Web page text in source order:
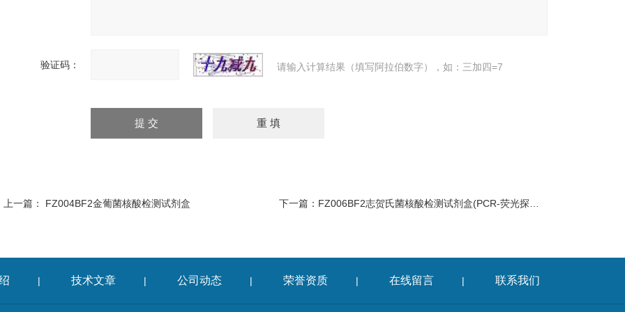
验证码： 请输入计算结果（填写阿拉伯数字），如：三加四=7
上一篇： FZ004BF2金葡菌核酸检测试剂盒 下一篇： FZ006BF2志贺氏菌核酸检测试剂盒(PCR-荧光探针法)
| 技术文章 | 公司动态 | 荣誉资质 | 在线留言 | 联系我们